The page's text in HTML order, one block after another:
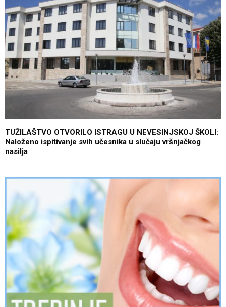
TUŽILAŠTVO OTVORILO ISTRAGU U NEVESINJSKOJ ŠKOLI:
Naloženo ispitivanje svih učesnika u slučaju vršnjačkog
nasilja